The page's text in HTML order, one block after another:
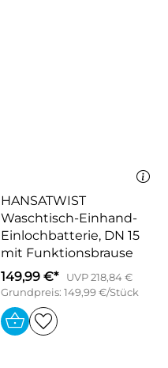
HANSATWIST
Waschtisch-Einhand-
Einlochbatterie, DN 15
mit Funktionsbrause
149,99 €*
UVP 218,84 €
Grundpreis: 149,99 €/Stück